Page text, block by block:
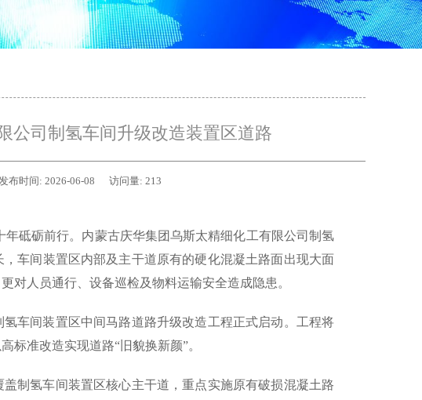
公司制氢车间升级改造装置区道路
发布时间: 2026-06-08 访问量: 213
砥砺前行。内蒙古庆华集团乌斯太精细化工有限公司制氢
车间装置区内部及主干道原有的硬化混凝土路面出现大面
对人员通行、设备巡检及物料运输安全造成隐患。
车间装置区中间马路道路升级改造工程正式启动。工程将
标准改造实现道路“旧貌换新颜”。
制氢车间装置区核心主干道，重点实施原有破损混凝土路